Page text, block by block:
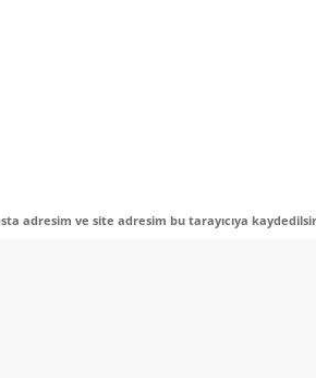
adresim ve site adresim bu tarayıcıya